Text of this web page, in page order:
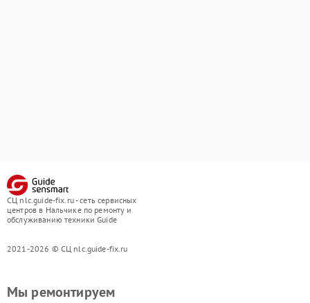
СЦ nlc.guide-fix.ru - сеть сервисных
центров в Нальчике по ремонту и
обслуживанию техники Guide
2021-2026 © СЦ nlc.guide-fix.ru
Мы ремонтируем